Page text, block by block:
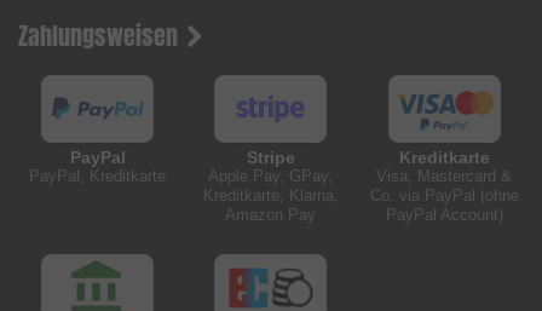
Zahlungsweisen
PayPal
PayPal, Kreditkarte
Stripe
Apple Pay, GPay,
Kreditkarte, Klarna,
Amazon Pay
Kreditkarte
Visa, Mastercard &
Co. via PayPal (ohne
PayPal Account)